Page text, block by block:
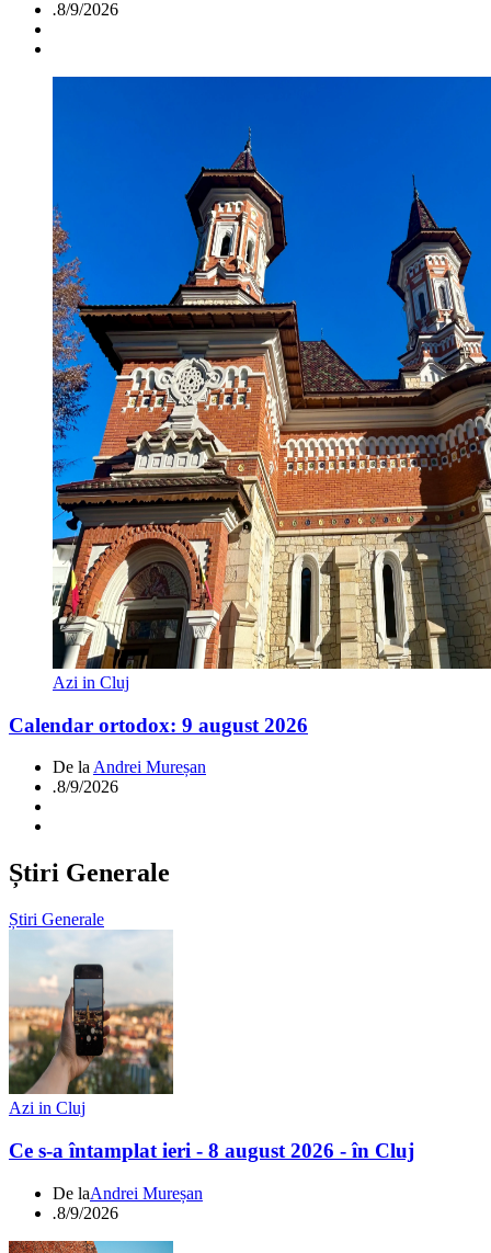
.8/9/2026
Azi in Cluj
Calendar ortodox: 9 august 2026
De la Andrei Mureșan
.8/9/2026
Știri Generale
Știri Generale
Azi in Cluj
Ce s-a întamplat ieri - 8 august 2026 - în Cluj
De laAndrei Mureșan
.8/9/2026